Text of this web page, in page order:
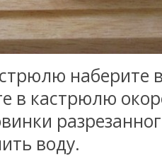
наберите
в кастрюлю
воду.